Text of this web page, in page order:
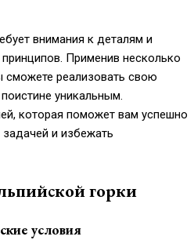
внимания к деталям и
Применив несколько
сможете реализовать свою
уникальным.
которая поможет вам успешно
задачей и избежать
горки
условия